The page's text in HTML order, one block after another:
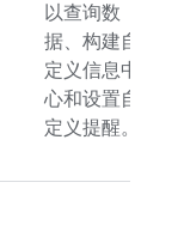
以查询数
据、构建自
定义信息中
心和设置自
定义提醒。